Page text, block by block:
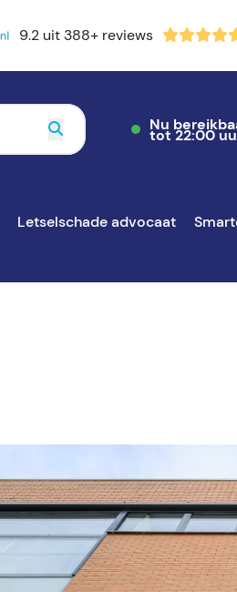
9.2 uit 388+ reviews
Nu
tot 22:00
Letselschade advocaat